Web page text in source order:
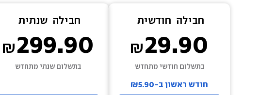
חבילה חודשית
29.90
בתשלום חודשי מתחדש
חודש ראשון ב-₪5.90
חבילה שנתית
299.90
בתשלום שנתי מתחדש